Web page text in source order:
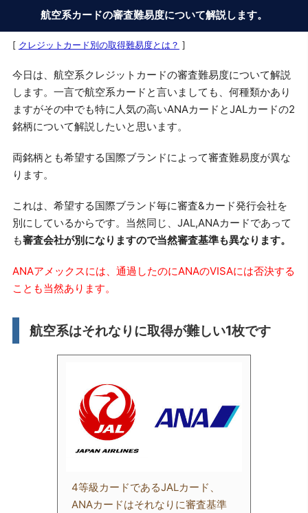
航空系カードの審査難易度について解説します。
[ クレジットカード別の取得難易度とは？ ]
今日は、航空系クレジットカードの審査難易度について解説
します。一言で航空系カードと言いましても、何種類かあり
ますがその中でも特に人気の高いANAカードとJALカードの2
銘柄について解説したいと思います。
両銘柄とも希望する国際ブランドによって審査難易度が異な
ります。
これは、希望する国際ブランド毎に審査&カード発行会社を
別にしているからです。当然同じ、JAL,ANAカードであって
も審査会社が別になりますので当然審査基準も異なります。
ANAアメックスには、通過したのにANAのVISAには否決する
ことも当然あります。
航空系はそれなりに取得が難しい1枚です
4等級カードであるJALカード、
ANAカードはそれなりに審査基準